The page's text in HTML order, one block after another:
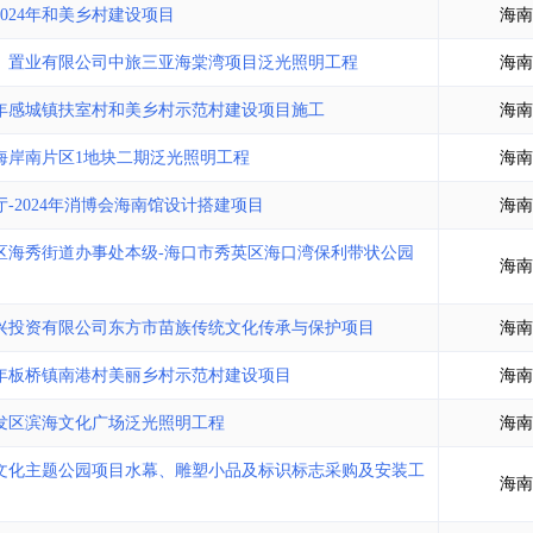
年和美乡村建设项目 海
业有限公司中旅三亚海棠湾项目泛光照明工程 海
城镇扶室村和美乡村示范村建设项目施工 海
南片区1地块二期泛光照明工程 海
2024年消博会海南馆设计搭建项目 海
秀街道办事处本级-海口市秀英区海口湾保利带状公园
海
资有限公司东方市苗族传统文化传承与保护项目 海
桥镇南港村美丽乡村示范村建设项目 海
滨海文化广场泛光照明工程 海
主题公园项目水幕、雕塑小品及标识标志采购及安装工
海